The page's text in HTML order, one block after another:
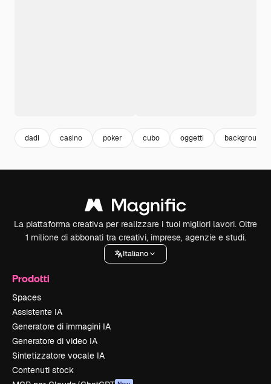
dadi casino poker cubo oggetti background
La piattaforma creativa per realizzare i tuoi migliori lavori. Oltre
1 milione di abbonati tra creativi, imprese, agenzie e studi.
Italiano
Prodotti
Spaces
Assistente IA
Generatore di immagini IA
Generatore di video IA
Sintetizzatore vocale IA
Contenuti stock